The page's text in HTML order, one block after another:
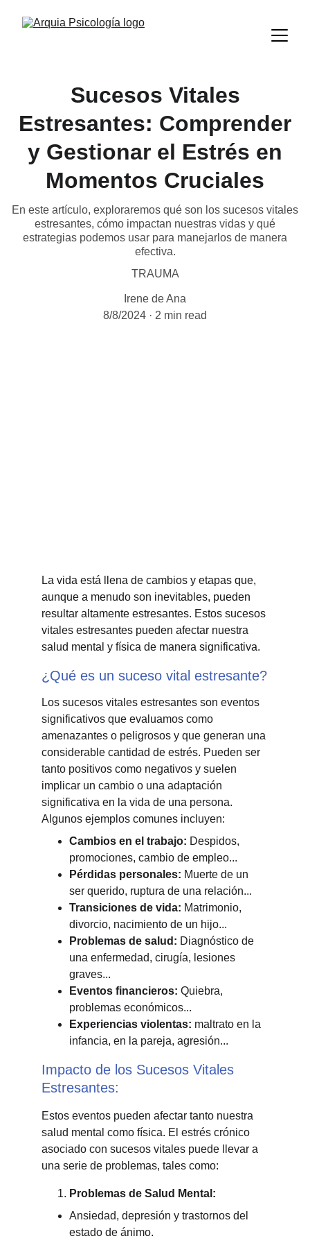
Sucesos Vitales
Estresantes: Comprender
y Gestionar el Estrés en
Momentos Cruciales
En este artículo, exploraremos qué son los sucesos vitales
estresantes, cómo impactan nuestras vidas y qué
estrategias podemos usar para manejarlos de manera
efectiva.
TRAUMA
Irene de Ana
8/8/2024
2 min read
La vida está llena de cambios y etapas que,
aunque a menudo son inevitables, pueden
resultar altamente estresantes. Estos sucesos
vitales estresantes pueden afectar nuestra
salud mental y física de manera significativa.
¿Qué es un suceso vital estresante?
Los sucesos vitales estresantes son eventos
significativos que evaluamos como
amenazantes o peligrosos y que generan una
considerable cantidad de estrés. Pueden ser
tanto positivos como negativos y suelen
implicar un cambio o una adaptación
significativa en la vida de una persona.
Algunos ejemplos comunes incluyen:
Cambios en el trabajo: Despidos,
promociones, cambio de empleo...
Pérdidas personales: Muerte de un
ser querido, ruptura de una relación...
Transiciones de vida: Matrimonio,
divorcio, nacimiento de un hijo...
Problemas de salud: Diagnóstico de
una enfermedad, cirugía, lesiones
graves...
Eventos financieros: Quiebra,
problemas económicos...
Experiencias violentas: maltrato en la
infancia, en la pareja, agresión...
Impacto de los Sucesos Vitales
Estresantes:
Estos eventos pueden afectar tanto nuestra
salud mental como física. El estrés crónico
asociado con sucesos vitales puede llevar a
una serie de problemas, tales como:
Problemas de Salud Mental:
Ansiedad, depresión y trastornos del
estado de ánimo.